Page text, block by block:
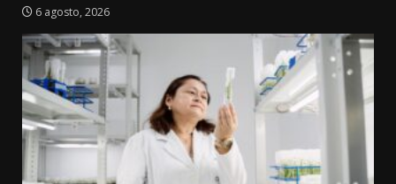
6 agosto, 2026